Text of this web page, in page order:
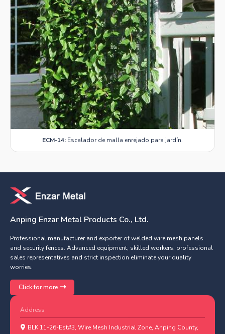
ECM-14: Escalador de malla enrejado para jardín.
Anping Enzar Metal Products Co., Ltd.
Professional manufacturer and exporter of welded wire mesh panels
and security fences. Advanced equipment, skilled workers, professional
sales representatives and strict inspection eliminate your quality
worries.
Click for more
Address
BLK 11-26-Est#3, Wire Mesh Industrial Zone, Anping County,